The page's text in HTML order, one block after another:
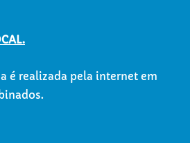
é realizada pela internet em